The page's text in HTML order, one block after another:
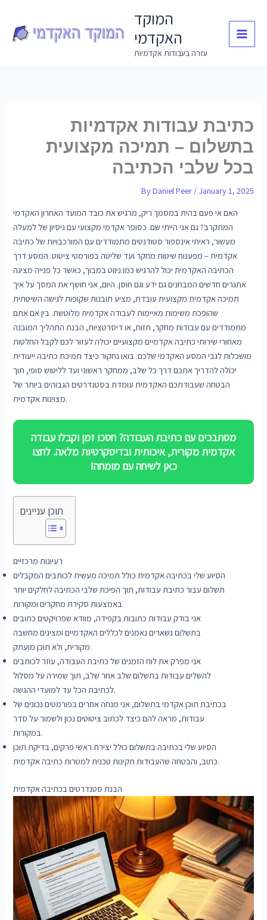
content
המוקד
האקדמי
עזרה בעבודות אקדמיות
כתיבת עבודות אקדמיות
בתשלום – תמיכה מקצועית
בכל שלבי הכתיבה
ByDaniel Peer / January 1, 2025
האם אי פעם בהית במסמך ריק, מרגיש את כובד המועד האחרון האקדמי
המתקרב? גם אני הייתי שם. כסופר אקדמי מקצועי עם ניסיון של למעלה
מעשור, ראיתי אינספור סטודנטים מתמודדים עם המורכבויות של כתיבה
אקדמית – מפענוח שיטות מחקר ועד שליטה בפורמטי ציטוט. המסע דרך
הכתיבה האקדמית יכול להרגיש כמו ניווט במבוך, כאשר כל פנייה מציגה
אתגרים חדשים המבחנים גם ידע וגם חוסן. היום, אני חושף את המסך על איך
תמיכה אקדמית מקצועית עובדת, מציע תובנות שקופות לגישה השיטתית
שהופכת משימות מאיימות לעבודה אקדמית מלוטשת. בין אם אתם
מתמודדים עם עבודות מחקר, תזות, או דיסרטציות, הבנת התהליך המובנה
מאחורי שירותי כתיבה אקדמיים מקצועיים יכולה לעזור לכם לקבל החלטות
מושכלות לגבי המסע האקדמי שלכם. בואו נחקור כיצד תמיכת כתיבה ייעודית
יכולה להדריך אתכם דרך כל שלב, ממחקר ראשוני ועד לליטוש סופי, תוך
הבטחה שעבודתכם האקדמית עומדת בסטנדרטים הגבוהים ביותר של
מצוינות אקדמית.
מסתבכים עם כתיבת העבודה? חסכו זמן וקבלו עבודה
אקדמית מקורית, איכותית ובדיסקרטיות מלאה. לחצו
כאן לשיחה עם מומחה!
תוכן עניינים
רעיונות מרכזיים
הסיוע שלי בכתיבה אקדמית כולל תמיכה מעשית לכותבים המקבלים
תשלום עבור כתיבת עבודות, תוך הפיכת שלבי הכתיבה לחלקים יותר
באמצעות סקירת מחקרים ומקורות.
אני בודק עבודות כתובות בקפידה, מוודא שפרויקטים כתובים
בתשלום נשארים נאמנים לכללים האקדמיים ומציגים מחשבה
מקורית, ולא תוכן מועתק.
אני מפרק את לוח הזמנים של כתיבת העבודה, עוזר לכותבים
להשלים עבודות בתשלום שלב אחר שלב, תוך שמירה על מסלול
לכתיבת הכל עד למועדי ההגשה.
בכתיבת תוכן אקדמי בתשלום, אני מנחה אחרים בפורמטים נכונים של
עבודות, מראה להם כיצד לכתוב ציטוטים נכון ולשמור על סדר
במקורות.
הסיוע שלי בכתיבה בתשלום כולל יצירת ראשי פרקים, בדיקת תוכן
כתוב, והבטחה שהעבודות תקינות טכנית למטרות כתיבה אקדמית.
הבנת סטנדרטים בכתיבה אקדמית